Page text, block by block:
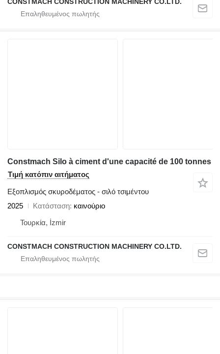
Constmach Silo à ciment d'une capacité de 100 tonnes
Τιμή κατόπιν αιτήματος
Εξοπλισμός σκυροδέματος - σιλό τσιμέντου
2025
Κατάσταση καινούριο
Τουρκία, İzmir
CONSTMACH CONSTRUCTION MACHINERY CO.LTD.